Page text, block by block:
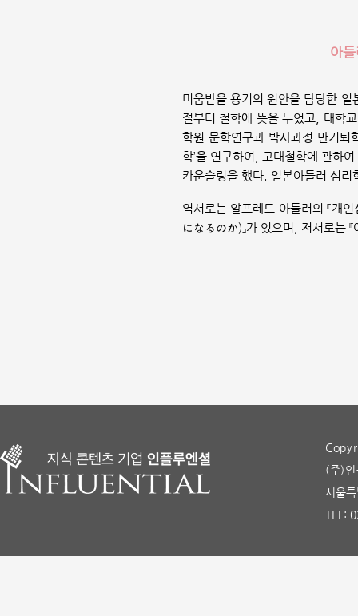
아
미움받을 용기의 원안을 담당한
절부터 철학에 뜻을 두었고, 대학
학원 문학연구과 박사과정 만기
학’을 연구하여, 고대철학에 관하
카운슬링을 했다. 일본아들러 심
역서로는 알프레드 아들러의 『개
になるのか)』가 있으며, 저서로는
(주)
서울
TEL: